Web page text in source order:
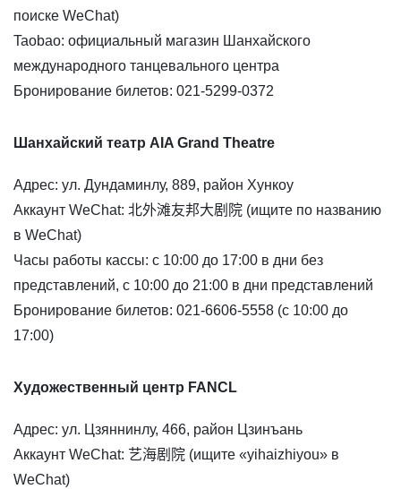
поиске WeChat)
Taobao: официальный магазин Шанхайского
международного танцевального центра
Бронирование билетов: 021-5299-0372
Шанхайский театр AIA Grand Theatre
Адрес: ул. Дундаминлу, 889, район Хункоу
Аккаунт WeChat: 北外滩友邦大剧院 (ищите по названию
в WeChat)
Часы работы кассы: с 10:00 до 17:00 в дни без
представлений, с 10:00 до 21:00 в дни представлений
Бронирование билетов: 021-6606-5558 (с 10:00 до
17:00)
Художественный центр FANCL
Адрес: ул. Цзяннинлу, 466, район Цзинъань
Аккаунт WeChat: 艺海剧院 (ищите «yihaizhiyou» в
WeChat)